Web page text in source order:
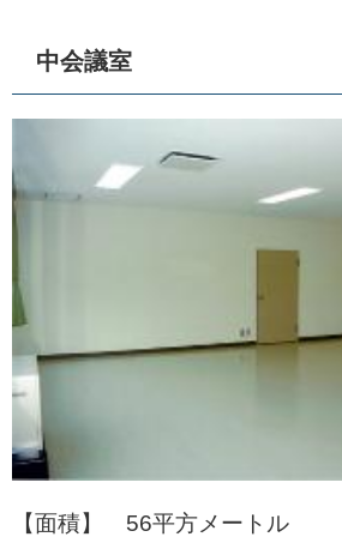
中会議室
【面積】 56平方メートル